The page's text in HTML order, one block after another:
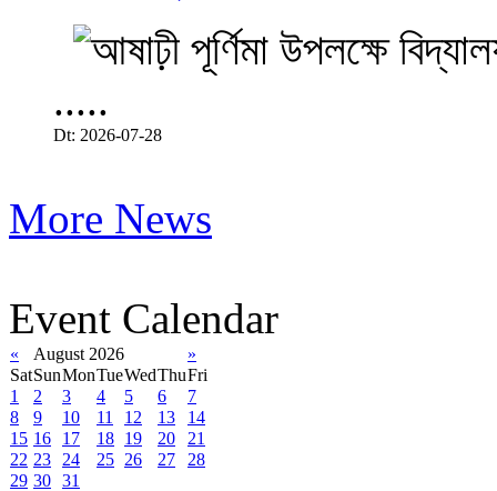
.....
Dt: 2026-07-28
More News
Event Calendar
« August 2026
»
SatSunMonTueWedThuFri
1
2 3 4 5 6
7
8
9 10 11 12 13
14
15 16 17 18 19 20
21
22 23 24 25 26 27
28
29 30 31